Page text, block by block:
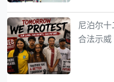
尼泊尔
合法示威